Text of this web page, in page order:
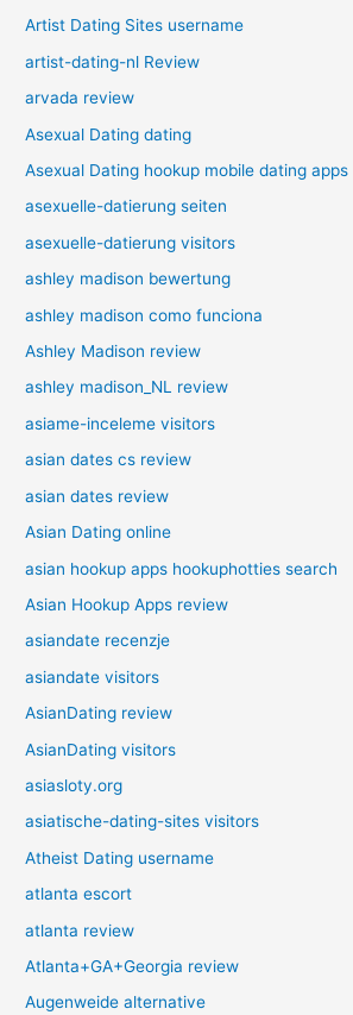
Artist Dating Sites username
artist-dating-nl Review
arvada review
Asexual Dating dating
Asexual Dating hookup mobile dating apps
asexuelle-datierung seiten
asexuelle-datierung visitors
ashley madison bewertung
ashley madison como funciona
Ashley Madison review
ashley madison_NL review
asiame-inceleme visitors
asian dates cs review
asian dates review
Asian Dating online
asian hookup apps hookuphotties search
Asian Hookup Apps review
asiandate recenzje
asiandate visitors
AsianDating review
AsianDating visitors
asiasloty.org
asiatische-dating-sites visitors
Atheist Dating username
atlanta escort
atlanta review
Atlanta+GA+Georgia review
Augenweide alternative